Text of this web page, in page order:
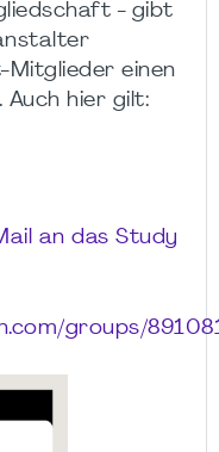
- gibt
einen
Auch hier gilt:
an das Study
groups/